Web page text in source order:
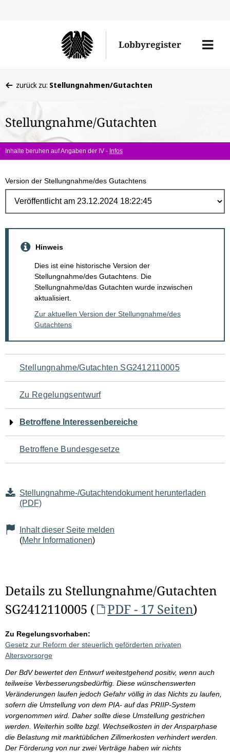
Lobbyregister
Menü
befinden
hier:
zurück zu: Stellungnahmen/Gutachten
Stellungnahme/Gutachten
Inhalte beruhen auf Angaben der IV - Infos
Version der Stellungnahme/des Gutachtens
Hinweis
Dies ist eine historische Version der
Stellungnahme/des Gutachtens. Die
Stellungnahme/das Gutachten wurde inzwischen
aktualisiert.
Zur aktuellen Version der Stellungnahme/des
Gutachtens
Navigation
für
den
Seiteninhalt
Stellungnahme/Gutachten SG2412110005
Zu Regelungsentwurf
Betroffene Interessenbereiche
Betroffene Bundesgesetze
Stellungnahme-/Gutachtendokument herunterladen
(PDF)
Inhalt dieser Seite melden
(Mehr Informationen)
Details zu Stellungnahme/Gutachten
SG2412110005 (
PDF - 17 Seiten)
Zu Regelungsvorhaben:
Gesetz zur Reform der steuerlich geförderten privaten
Altersvorsorge
Der BdV bewertet den Entwurf weitestgehend positiv, wenn auch
teilweise Verbesserungsbedürftig. Diese wünschenswerten
Veränderungen laufen jedoch Gefahr völlig in das Nichts zu laufen,
sofern die Umstellung von dem PIA- auf das PRIIP-System
vorgenommen wird. Daher sollte diese Umstellung gestrichen
werden. Weiterhin sollte bzgl. Wechselkosten in der Ansparphase
die Belastung mit marktüblichen Zillmerkosten verhindert werden.
Der Förderung von nur zwei Verträge haben wir nichts